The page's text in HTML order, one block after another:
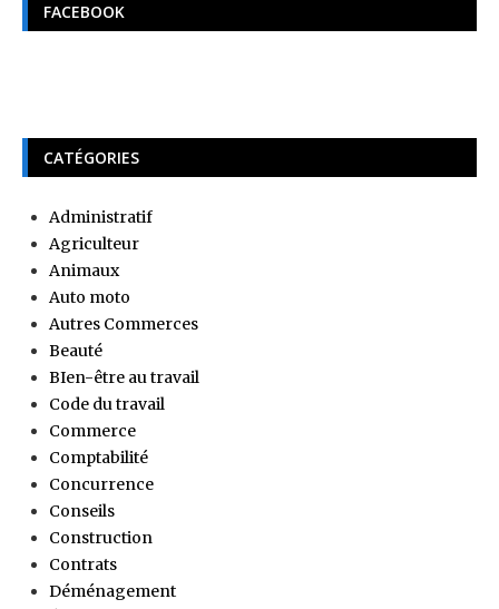
FACEBOOK
CATÉGORIES
Administratif
Agriculteur
Animaux
Auto moto
Autres Commerces
Beauté
BIen-être au travail
Code du travail
Commerce
Comptabilité
Concurrence
Conseils
Construction
Contrats
Déménagement